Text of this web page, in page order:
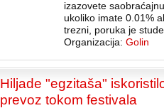
izazovete
ukoliko imate 0.01%
trezni, poruka je
Organizacija: Golin
Hiljade "egzitaša"
prevoz tokom festivala